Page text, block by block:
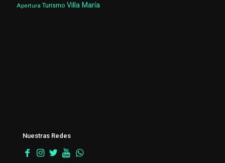
Apertura Turismo Villa María
Nuestras Redes